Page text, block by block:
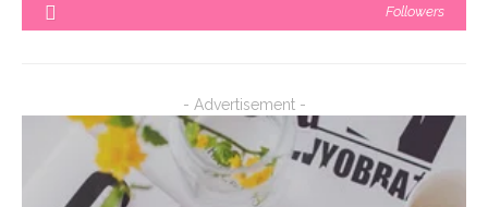
Followers
- Advertisement -